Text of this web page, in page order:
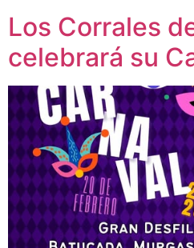
Los Corrales
celebrará su